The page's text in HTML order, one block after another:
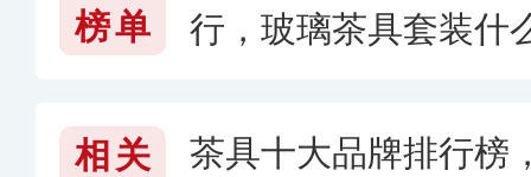
榜单
行，玻璃茶具套装什
相关
茶具十大品牌排行榜